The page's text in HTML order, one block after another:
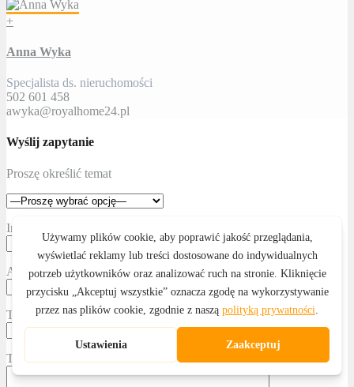
+
Anna Wyka
Specjalista ds. nieruchomości
502 601 458
awyka@royalhome24.pl
Wyślij zapytanie
Proszę określić temat
Imię i nazwisko
Adres email
Telefon kontaktowy
Treść wiadomości